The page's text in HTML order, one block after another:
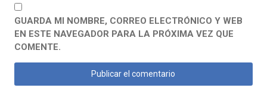
GUARDA MI NOMBRE, CORREO ELECTRÓNICO Y WEB
EN ESTE NAVEGADOR PARA LA PRÓXIMA VEZ QUE
COMENTE.